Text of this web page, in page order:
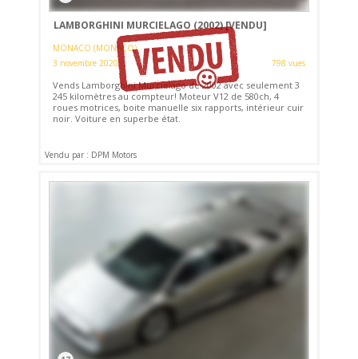
LAMBORGHINI MURCIELAGO (2002)[VENDU]
MONACO (MONACO)
3 novembre 2020
798 vues
Vends Lamborghini Murcielago de 2002 avec seulement 3
245 kilomètres au compteur! Moteur V12 de 580ch, 4
roues motrices, boite manuelle six rapports, intérieur cuir
noir. Voiture en superbe état.
Vendu par : DPM Motors